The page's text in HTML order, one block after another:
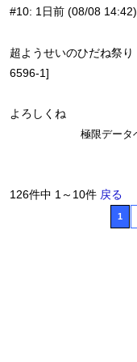
#10: 1日前 (08/08 14:42)
超ようせいのひだね祭
6596-1]
よろしくね
極限データ
126件中 1～10件 戻る
1